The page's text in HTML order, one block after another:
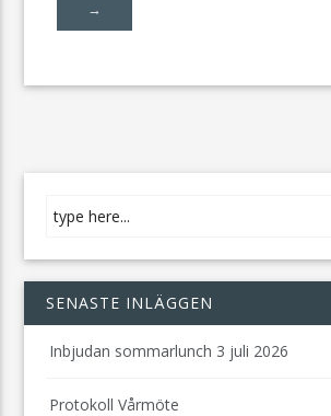
→
SENASTE INLÄGGEN
Inbjudan sommarlunch 3 juli 2026
Protokoll Vårmöte